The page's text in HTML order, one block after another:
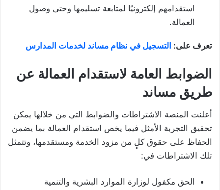
استقدامهم إلكترونيًا لمتابعة تسليمها وحتى وصول
العمالة.
تعرف على: التسجيل في نظام مساند لخدمات المدارس
الضوابط العامة لاستقدام العمالة عن
طريق مساند
أعلنت المنصة الاشتراطات والضوابط التي من خلالها يمكن
تحقيق التجربة الأمثل فيما يخص استقدام العمالة بما يضمن
الحفاظ على حقوق كلٍ من مزود الخدمة ومستقدمها، وتتمثل
تلك الاشتراطات في:
الحق مكفول لوزارة الموارد البشرية والتنمية